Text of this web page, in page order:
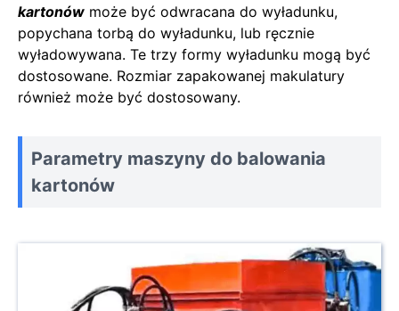
kartonów może być odwracana do wyładunku,
popychana torbą do wyładunku, lub ręcznie
wyładowywana. Te trzy formy wyładunku mogą być
dostosowane. Rozmiar zapakowanej makulatury
również może być dostosowany.
Parametry maszyny do balowania
kartonów